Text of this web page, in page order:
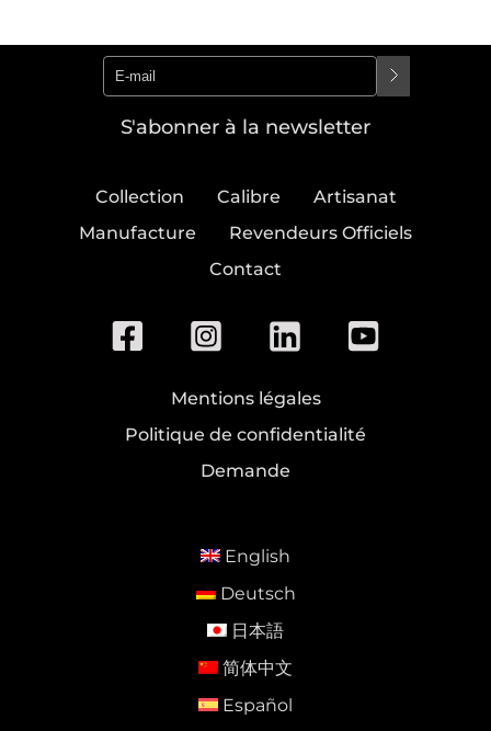
S'abonner à la newsletter
Collection Calibre
Artisanat
Manufacture
Revendeurs Officiels
Contact
Mentions légales
Politique de confidentialité
Demande
English
Deutsch
日本語
简体中文
Español